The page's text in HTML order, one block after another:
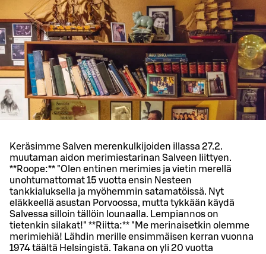
Keräsimme Salven merenkulkijoiden illassa 27.2.
muutaman aidon merimiestarinan Salveen liittyen.
**Roope:** "Olen entinen merimies ja vietin merellä
unohtumattomat 15 vuotta ensin Nesteen
tankkialuksella ja myöhemmin satamatöissä. Nyt
eläkkeellä asustan Porvoossa, mutta tykkään käydä
Salvessa silloin tällöin lounaalla. Lempiannos on
tietenkin silakat!" **Riitta:** "Me merinaisetkin olemme
merimiehiä! Lähdin merille ensimmäisen kerran vuonna
1974 täältä Helsingistä. Takana on yli 20 vuotta